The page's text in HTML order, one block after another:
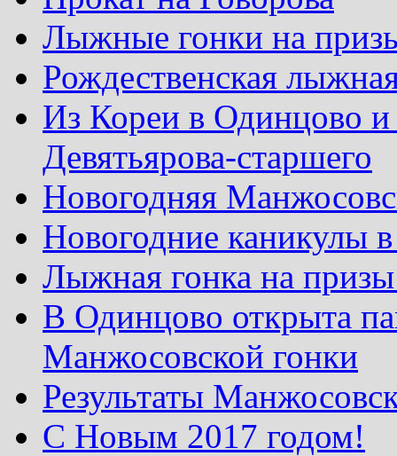
Лыжные гонки на
Рождественская
Из Кореи в Одинцово
Девятьярова-старшего
Новогодняя
Новогодние каникулы
Лыжная гонка на
В Одинцово открыта
Манжосовской гонки
Результаты
С Новым 2017 годом!